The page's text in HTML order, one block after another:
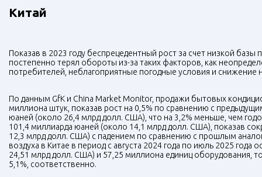
Китай
Показав в 2023 году беспрецедентный рост за счет низкой
постепенно терял обороты из-за таких факторов, как
потребителей, неблагоприятные погодные условия и снижение
По данным GfK и China Market Monitor, продажи бытовых
миллиона штук, показав рост на 0,5% по сравнению с
юаней (около 26,4 млрд долл. США), что на 3,2% меньше, чем
101,4 миллиарда юаней (около 14,1 млрд долл. США), показав
12,3 млрд долл. США) с падением по сравнению с прошлым
воздуха в Китае в период с августа 2024 года по июль 2025
24,51 млрд долл. США) и 57,25 миллиона единиц оборудования,
5,1%, соответственно.